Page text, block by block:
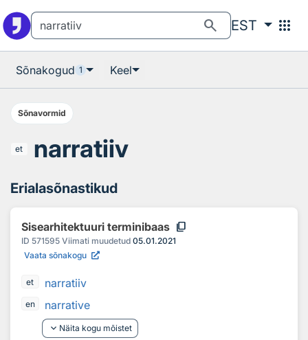
search EST apps
Sõnakogud 1 Keel
Sõnavormid
et narratiiv
Erialasõnastikud
Sisearhitektuuri terminibaas content_copy
ID 571595 Viimati muudetud 05.01.2021
Vaata sõnakogu
et narratiiv
en
narrative
keyboard_arrow_down Näita kogu mõistet